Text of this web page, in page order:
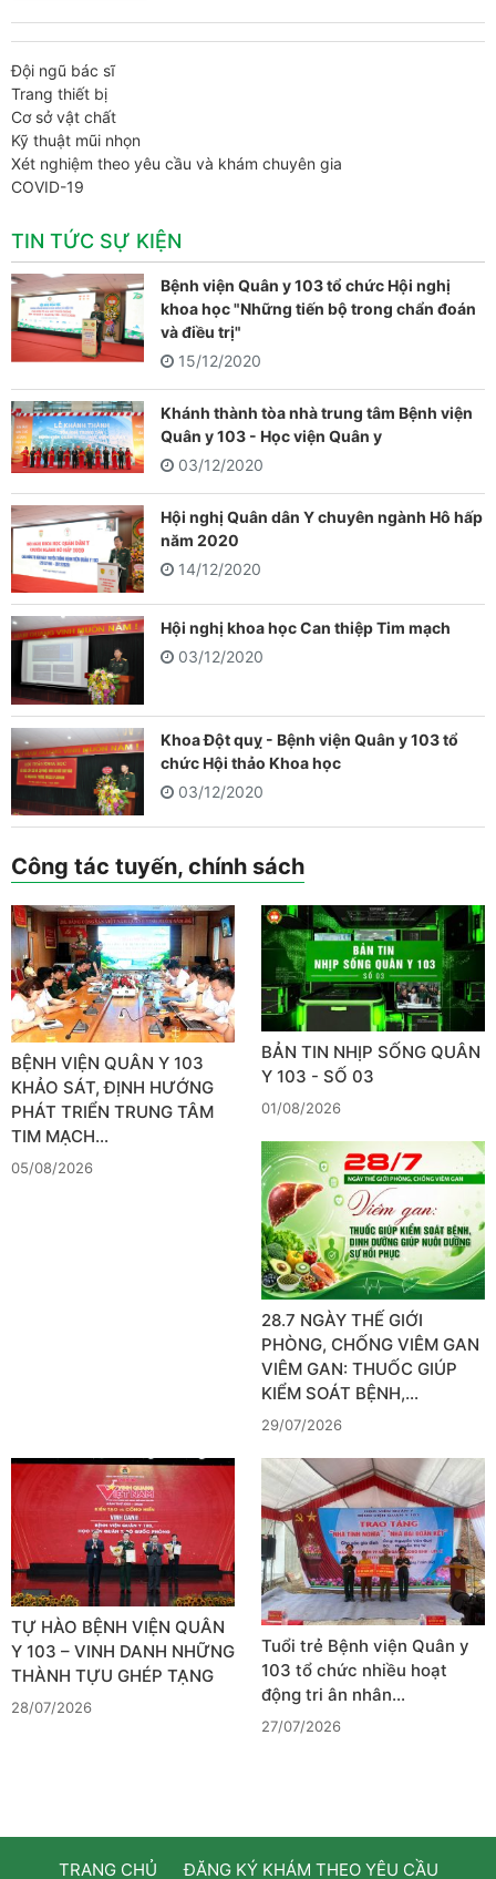
Đội ngũ bác sĩ
Trang thiết bị
Cơ sở vật chất
Kỹ thuật mũi nhọn
Xét nghiệm theo yêu cầu và khám chuyên gia
COVID-19
TIN TỨC SỰ KIỆN
Bệnh viện Quân y 103 tổ chức Hội nghị
khoa học "Những tiến bộ trong chẩn đoán
và điều trị"
15/12/2020
Khánh thành tòa nhà trung tâm Bệnh viện
Quân y 103 - Học viện Quân y
03/12/2020
Hội nghị Quân dân Y chuyên ngành Hô hấp
năm 2020
14/12/2020
Hội nghị khoa học Can thiệp Tim mạch
03/12/2020
Khoa Đột quỵ - Bệnh viện Quân y 103 tổ
chức Hội thảo Khoa học
03/12/2020
Công tác tuyến, chính sách
BỆNH VIỆN QUÂN Y 103
KHẢO SÁT, ĐỊNH HƯỚNG
PHÁT TRIỂN TRUNG TÂM
TIM MẠCH…
05/08/2026
BẢN TIN NHỊP SỐNG QUÂN
Y 103 - SỐ 03
01/08/2026
28.7 NGÀY THẾ GIỚI
PHÒNG, CHỐNG VIÊM GAN
VIÊM GAN: THUỐC GIÚP
KIỂM SOÁT BỆNH,…
29/07/2026
TỰ HÀO BỆNH VIỆN QUÂN
Y 103 – VINH DANH NHỮNG
THÀNH TỰU GHÉP TẠNG
28/07/2026
Tuổi trẻ Bệnh viện Quân y
103 tổ chức nhiều hoạt
động tri ân nhân…
27/07/2026
TRANG CHỦ ĐĂNG KÝ KHÁM THEO YÊU CẦU